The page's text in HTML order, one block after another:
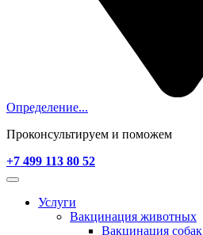
Определение...
Проконсультируем и поможем
+7 499 113 80 52
Услуги
Вакцинация животных
Вакцинация собак